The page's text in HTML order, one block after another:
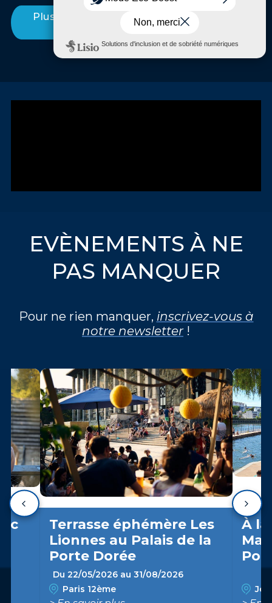
Plus d'Incontournables entre Marne et
Bois
EVÈNEMENTS À NE
PAS MANQUER
Pour ne rien manquer, inscrivez-vous à
notre newsletter!
Terrasse éphémère Les
Lionnes au Palais de la
Porte Dorée
Du 22/05/2026 au 31/08/2026
Paris 12ème
À